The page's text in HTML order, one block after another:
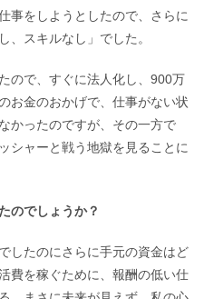
事をしようとしたので、さらに
、スキルなし」でした。
ので、すぐに法人化し、900万
お金のおかげで、仕事がない状
かったのですが、その一方で
シャーと戦う地獄を見ることに
のでしょうか？
したのにさらに手元の資金はど
費を稼ぐために、報酬の低い仕